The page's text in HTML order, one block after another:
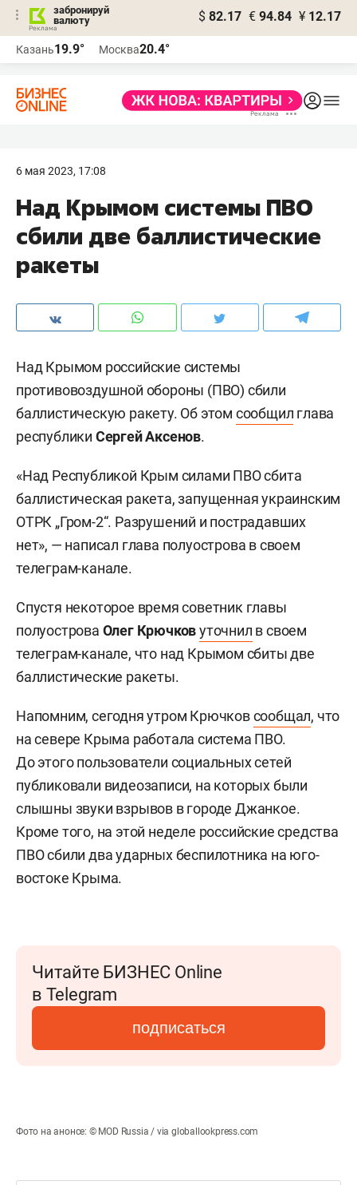
забронируй
валюту
$ 82.17 € 94.84 ¥ 12.17
Казань19.9° Москва20.4°
6 мая 2023, 17:08
Над Крымом системы ПВО
сбили две баллистические
ракеты
Над Крымом российские системы
противовоздушной обороны (ПВО) сбили
баллистическую ракету. Об этом сообщил глава
республики Сергей Аксенов.
«Над Республикой Крым силами ПВО сбита
баллистическая ракета, запущенная украинским
ОТРК „Гром-2“. Разрушений и пострадавших
нет», — написал глава полуострова в своем
телеграм-канале.
Спустя некоторое время советник главы
полуострова Олег Крючковуточнил в своем
телеграм-канале, что над Крымом сбиты две
баллистические ракеты.
Напомним, сегодня утром Крючковсообщал, что
на севере Крыма работала система ПВО.
До этого пользователи социальных сетей
публиковали видеозаписи, на которых были
слышны звуки взрывов в городе Джанкое.
Кроме того, на этой неделе российские средства
ПВО сбили два ударных беспилотника на юго-
востоке Крыма.
Читайте БИЗНЕС Online
в Telegram
подписаться
Фото на анонсе: © MOD Russia / via globallookpress.com